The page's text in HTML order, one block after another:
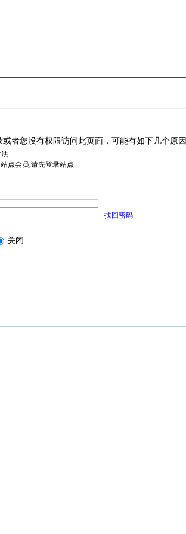
或者您没有权限访问此页面，可能有如下几个原因
点会员,请先登录站点
找回密码
关闭